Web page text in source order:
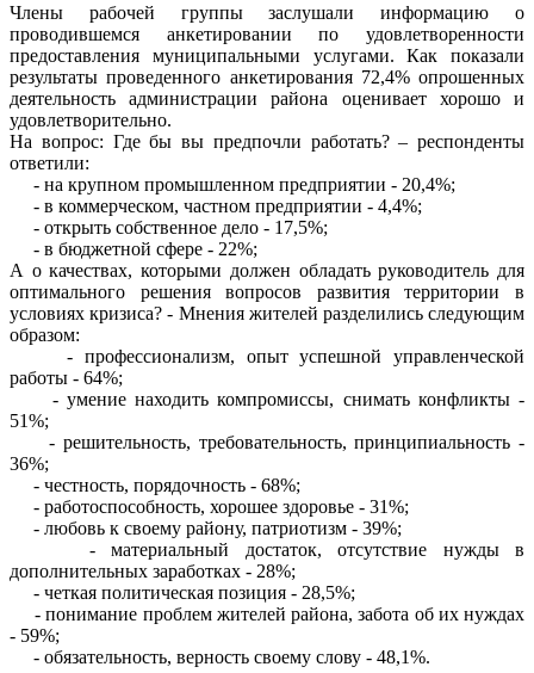
Члены рабочей группы заслушали информацию о
проводившемся анкетировании по удовлетворенности
предоставления муниципальными услугами. Как показали
результаты проведенного анкетирования 72,4% опрошенных
деятельность администрации района оценивает хорошо и
удовлетворительно.
На вопрос: Где бы вы предпочли работать? – респонденты
ответили:
- на крупном промышленном предприятии - 20,4%;
- в коммерческом, частном предприятии - 4,4%;
- открыть собственное дело - 17,5%;
- в бюджетной сфере - 22%;
А о качествах, которыми должен обладать руководитель для
оптимального решения вопросов развития территории в
условиях кризиса? - Мнения жителей разделились следующим
образом:
- профессионализм, опыт успешной управленческой
работы - 64%;
- умение находить компромиссы, снимать конфликты -
51%;
- решительность, требовательность, принципиальность -
36%;
- честность, порядочность - 68%;
- работоспособность, хорошее здоровье - 31%;
- любовь к своему району, патриотизм - 39%;
- материальный достаток, отсутствие нужды в
дополнительных заработках - 28%;
- четкая политическая позиция - 28,5%;
- понимание проблем жителей района, забота об их нуждах
- 59%;
- обязательность, верность своему слову - 48,1%.